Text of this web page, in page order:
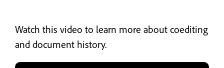
Watch this video to learn more about coediting
and document history.